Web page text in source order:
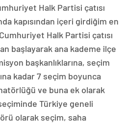
Halk Partisi çatısı
kapısından içeri girdiğim en
Halk Partisi çatısı
başlayarak ana kademe ilçe
başkanlıklarına, seçim
kadar 7 seçim boyunca
ve buna ek olarak
Türkiye geneli
olarak seçim, saha